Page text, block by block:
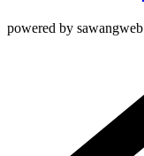
powered by